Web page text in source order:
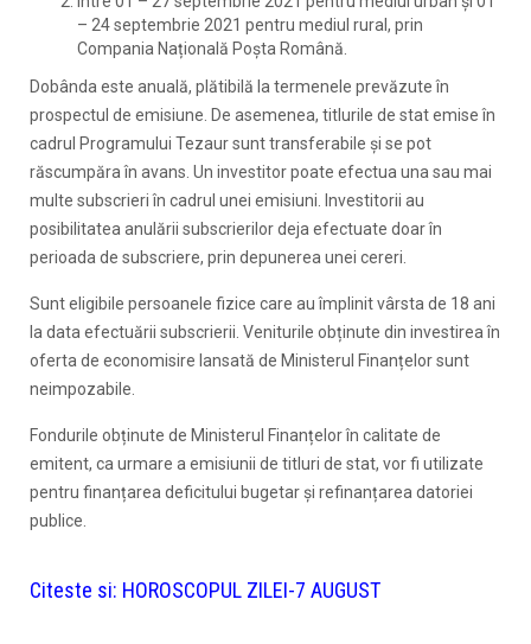
– 24 septembrie 2021 pentru mediul rural, prin
Compania Națională Poșta Română.
Dobânda este anuală, plătibilă la termenele prevăzute în
prospectul de emisiune. De asemenea, titlurile de stat emise în
cadrul Programului Tezaur sunt transferabile și se pot
răscumpăra în avans. Un investitor poate efectua una sau mai
multe subscrieri în cadrul unei emisiuni. Investitorii au
posibilitatea anulării subscrierilor deja efectuate doar în
perioada de subscriere, prin depunerea unei cereri.
Sunt eligibile persoanele fizice care au împlinit vârsta de 18 ani
la data efectuării subscrierii. Veniturile obținute din investirea în
oferta de economisire lansată de Ministerul Finanțelor sunt
neimpozabile.
Fondurile obținute de Ministerul Finanțelor în calitate de
emitent, ca urmare a emisiunii de titluri de stat, vor fi utilizate
pentru finanțarea deficitului bugetar și refinanțarea datoriei
publice.
Citeste si: HOROSCOPUL ZILEI-7 AUGUST